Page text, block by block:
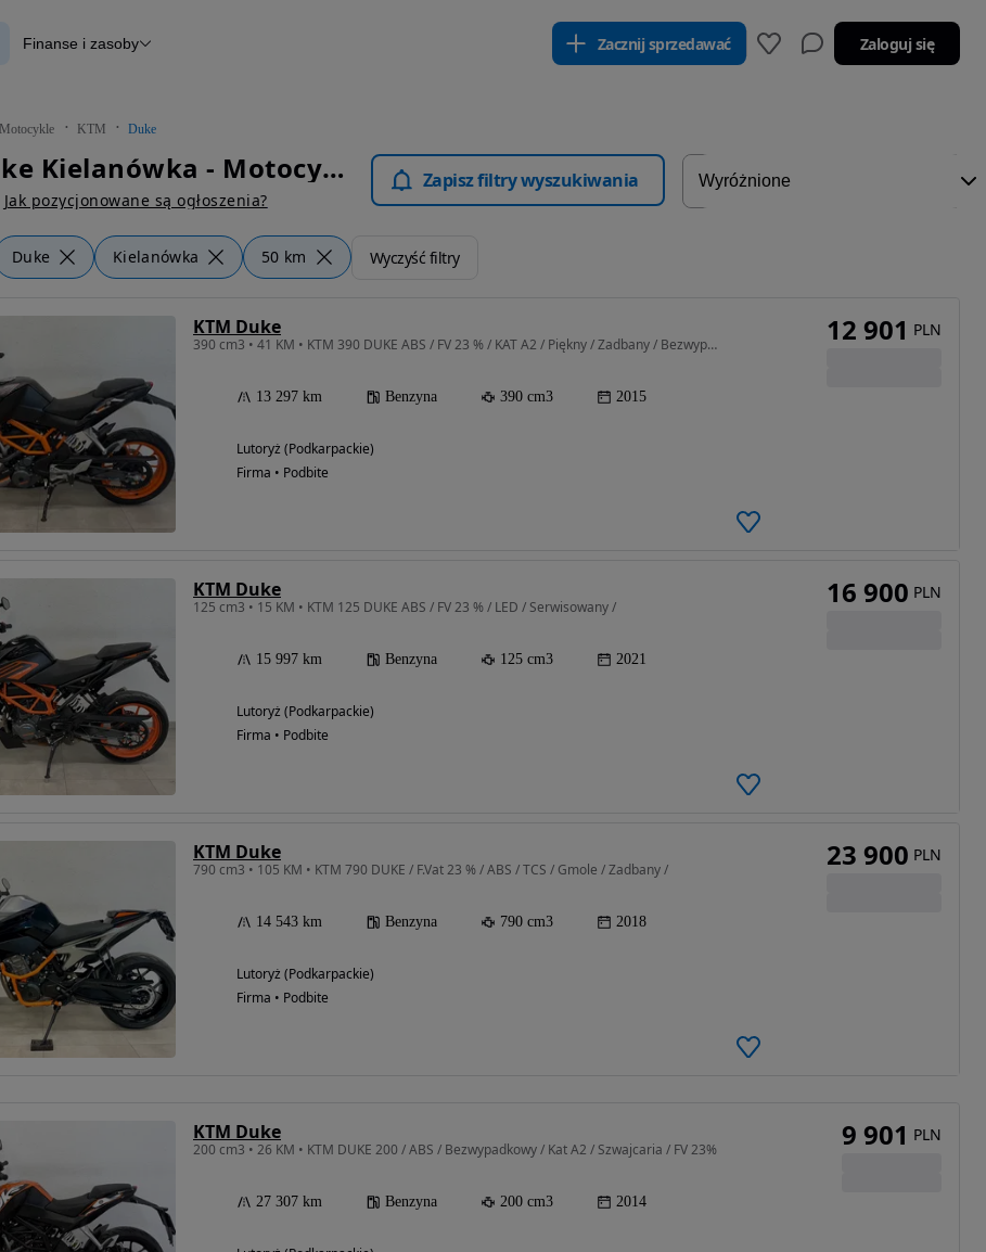
Finanse i zasoby Zacznij sprzedawać Zaloguj się
Motocykle KTM Duke
KTM Duke Kielanówka - Motocykle
Jak pozycjonowane są ogłoszenia?
Zapisz filtry wyszukiwania
Duke Kielanówka 50 km Wyczyść filtry
KTM Duke
390 cm3 • 41 KM • KTM 390 DUKE ABS / FV 23 % / KAT A2 / Piękny / Zadbany / Bezwypadkowy
13 297 km Benzyna 390 cm3 2015
Lutoryż (Podkarpackie)
Firma • Podbite
12 901 PLN
KTM Duke
125 cm3 • 15 KM • KTM 125 DUKE ABS / FV 23 % / LED / Serwisowany /
15 997 km Benzyna 125 cm3 2021
Lutoryż (Podkarpackie)
Firma • Podbite
16 900 PLN
KTM Duke
790 cm3 • 105 KM • KTM 790 DUKE / F.Vat 23 % / ABS / TCS / Gmole / Zadbany /
14 543 km Benzyna 790 cm3 2018
Lutoryż (Podkarpackie)
Firma • Podbite
23 900 PLN
KTM Duke
200 cm3 • 26 KM • KTM DUKE 200 / ABS / Bezwypadkowy / Kat A2 / Szwajcaria / FV 23%
27 307 km Benzyna 200 cm3 2014
9 901 PLN